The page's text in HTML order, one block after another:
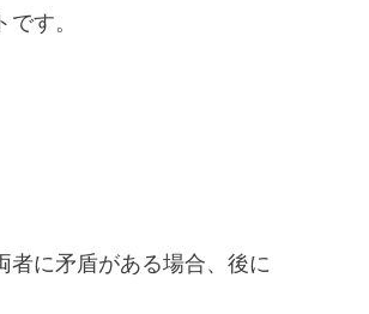
す。
者に矛盾がある場合、後に